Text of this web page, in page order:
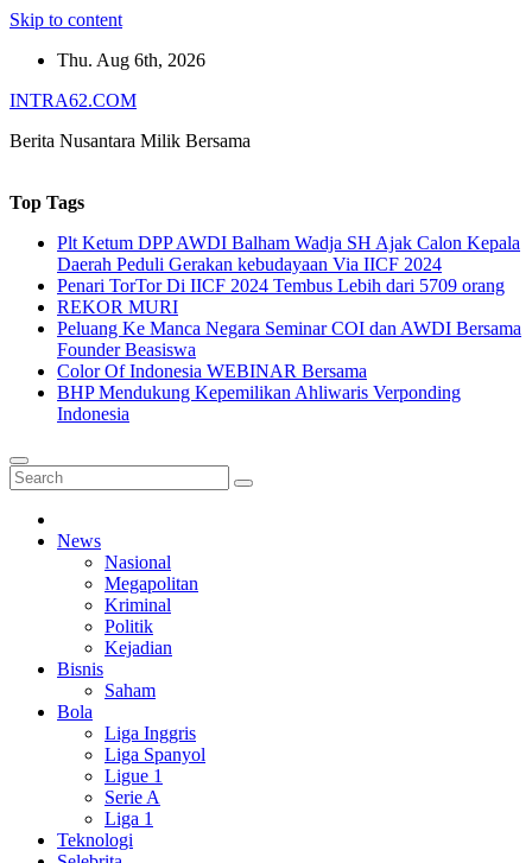
Skip to content
Thu. Aug 6th, 2026
INTRA62.COM
Berita Nusantara Milik Bersama
Top Tags
Plt Ketum DPP AWDI Balham Wadja SH Ajak Calon Kepala
Daerah Peduli Gerakan kebudayaan Via IICF 2024
Penari TorTor Di IICF 2024 Tembus Lebih dari 5709 orang
REKOR MURI
Peluang Ke Manca Negara Seminar COI dan AWDI Bersama
Founder Beasiswa
Color Of Indonesia WEBINAR Bersama
BHP Mendukung Kepemilikan Ahliwaris Verponding
Indonesia
News
Nasional
Megapolitan
Kriminal
Politik
Kejadian
Bisnis
Saham
Bola
Liga Inggris
Liga Spanyol
Ligue 1
Serie A
Liga 1
Teknologi